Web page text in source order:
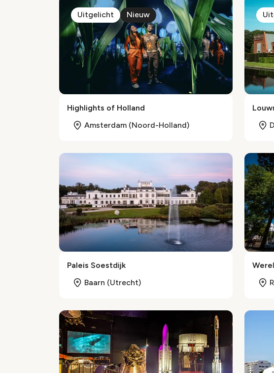
Locaties index
Highlights of Holland
Amsterdam (Noord-Holland)
Uitgelicht Nieuw
Paleis Soestdijk
Baarn (Utrecht)